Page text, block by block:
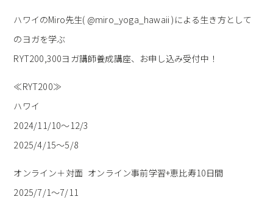
ハワイのMiro先生( @miro_yoga_hawaii )による生き方として
のヨガを学ぶ
RYT200,300ヨガ講師養成講座、お申し込み受付中！
≪RYT200≫
ハワイ
2024/11/10～12/3
2025/4/15〜5/8
オンライン＋対面 オンライン事前学習+恵比寿10日間
2025/7/1〜7/11